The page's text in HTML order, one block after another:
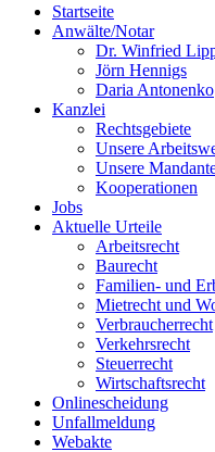
Startseite
Anwälte/Notar
Dr. Winfried
Jörn Hennigs
Daria Antonenko
Kanzlei
Rechtsgebiete
Unsere
Unsere
Kooperationen
Jobs
Aktuelle Urteile
Arbeitsrecht
Baurecht
Familien- und
Mietrecht und
Verbraucherrecht
Verkehrsrecht
Steuerrecht
Wirtschaftsrecht
Onlinescheidung
Unfallmeldung
Webakte